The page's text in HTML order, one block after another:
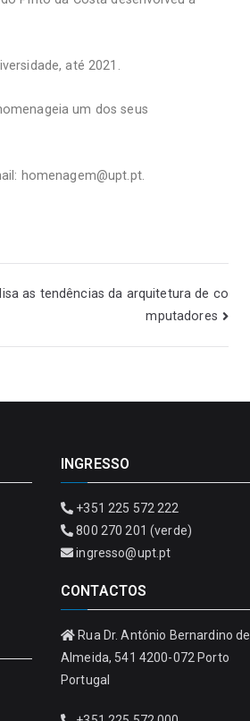
até 2021.
um dos seus
homenagem@upt.pt.
as tendências da arquitetura de co
mputadores
INGRESSO
+351 225 572 222
800 270 201 (verde)
ingresso@upt.pt
CONTACTOS
Rua Dr. António Bernardino de
Almeida, 541 4200-072 Porto
Portugal